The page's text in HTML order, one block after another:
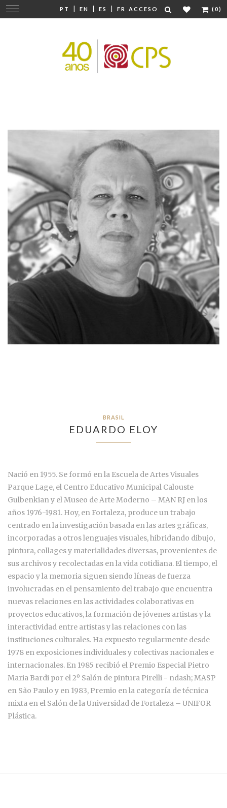
PT | EN | ES | FR ACCESO (0)
Cambiar
navegación
BRASIL
EDUARDO ELOY
Nació en 1955. Se formó en la Escuela de Artes Visuales
Parque Lage, el Centro Educativo Municipal Calouste
Gulbenkian y el Museo de Arte Moderno – MAN RJ en los
años 1976-1981. Hoy, en Fortaleza, produce un trabajo
centrado en la investigación basada en las artes gráficas,
incorporadas a otros lenguajes visuales, hibridando dibujo,
pintura, collages y materialidades diversas, provenientes de
sus archivos y recolectadas en la vida cotidiana. El tiempo, el
espacio y la memoria siguen siendo líneas de fuerza
involucradas en el pensamiento del trabajo que encuentra
nuevas relaciones en las actividades colaborativas en
proyectos educativos, la formación de jóvenes artistas y la
interactividad entre artistas y las relaciones con las
instituciones culturales. Ha expuesto regularmente desde
1978 en exposiciones individuales y colectivas nacionales e
internacionales. En 1985 recibió el Premio Especial Pietro
Maria Bardi por el 2º Salón de pintura Pirelli - ndash; MASP
en São Paulo y en 1983, Premio en la categoría de técnica
mixta en el Salón de la Universidad de Fortaleza – UNIFOR
Plástica.